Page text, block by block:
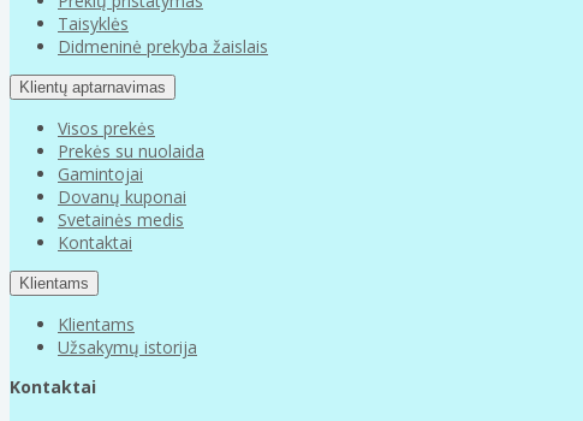
Taisyklės
Didmeninė prekyba žaislais
Klientų aptarnavimas
Visos prekės
Prekės su nuolaida
Gamintojai
Dovanų kuponai
Svetainės medis
Kontaktai
Klientams
Klientams
Užsakymų istorija
Kontaktai